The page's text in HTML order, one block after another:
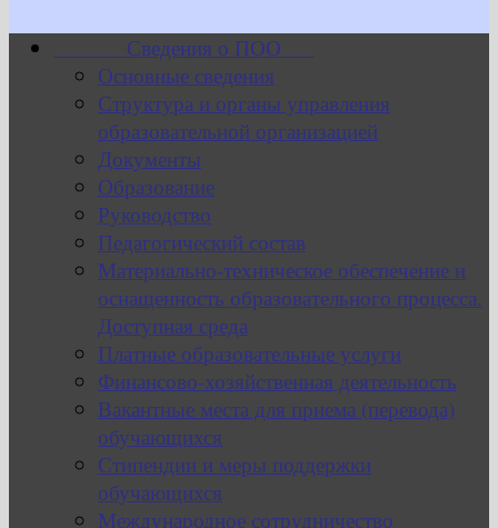
Сведения о ПОО
Основные сведения
Структура и органы управления
образовательной организацией
Документы
Образование
Руководство
Педагогический состав
Материально-техническое обеспечение и
оснащенность образовательного процесса.
Доступная среда
Платные образовательные услуги
Финансово-хозяйственная деятельность
Вакантные места для приема (перевода)
обучающихся
Стипендии и меры поддержки
обучающихся
Международное сотрудничество